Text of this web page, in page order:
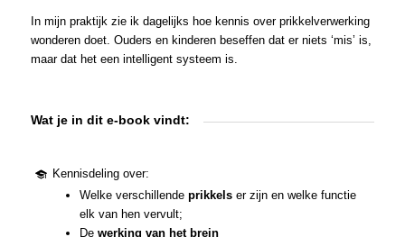
In mijn praktijk zie ik dagelijks hoe kennis over prikkelverwerking
wonderen doet. Ouders en kinderen beseffen dat er niets ‘mis’ is,
maar dat het een intelligent systeem is.
Wat je in dit e-book vindt:
Kennisdeling over:
Welke verschillende prikkels er zijn en welke functie
elk van hen vervult;
Dewerking van het brein